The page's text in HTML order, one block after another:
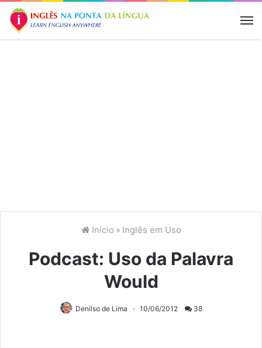
Início » Inglês em Uso
Podcast: Uso da Palavra
Would
Denilso de Lima 10/06/2012 38